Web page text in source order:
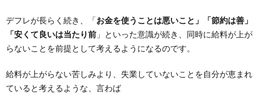
デフレが長らく続き、「お金を使うことは悪いこと」「節約は善」
「安くて良いは当たり前 」といった意識が続き、同時に給料が上が
らないことを前提として考えるようになるのです。
給料が上がらない苦しみより、失業していないことを自分が恵まれ
ていると考えるような、言わば